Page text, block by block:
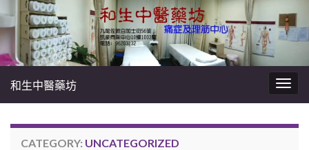
和生中醫藥坊
CATEGORY: UNCATEGORIZED